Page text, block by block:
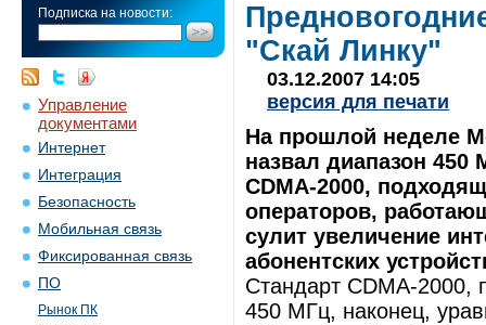
Подписка на новости:
Управление
документами
Интернет
Интеграция
Безопасность
Мобильная связь
Фиксированная связь
ПО
Рынок ПК
"Скай Линку"
03.12.2007 14:05
версия для печати
На прошлой неделе
назвал диапазон
CDMA-2000,
операторов,
сулит увеличение
абонентских
Стандарт CDMA-2000,
450 МГц, наконец,